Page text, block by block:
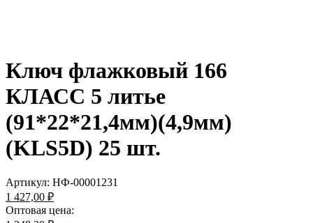
Ключ флажковый 166
КЛАСС 5 литье
(91*22*21,4мм)(4,9мм)
(KLS5D) 25 шт.
Артикул: НФ-00001231
1 427,00 ₽
Оптовая цена: